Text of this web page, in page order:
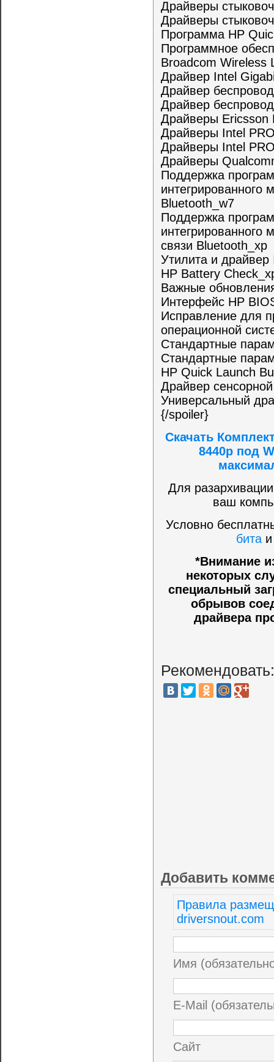
Драйверы
Драйверы
Программа HP
Программное
Broadcom Wireless
Драйвер Intel
Драйвер
Драйвер
Драйверы Ericsson
Драйверы Intel
Драйверы Intel
Драйверы
Поддержка
интегрированного
Bluetooth_w7
Поддержка
интегрированного
связи Bluetooth_xp
Утилита и драйвер
HP Battery
Важные
Интерфейс HP
Исправление для
операционной
Стандартные
Стандартные
HP Quick Launch
Драйвер
Универсальный
{/spoiler}
Скачать
8440p под
Для
ваш
Условно
бита
*Внимание
некоторых
специальный
обрывов
драйвера
Добавить
Правила
driversnout.com
Имя
E-Mail
Сайт